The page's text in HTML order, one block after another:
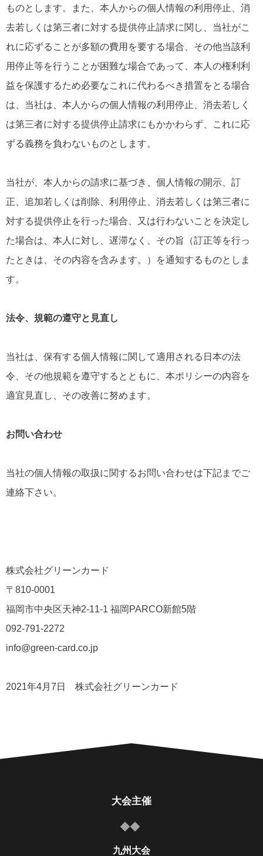
ものとします。また、本人からの個人情報の利用停止、消
去若しくは第三者に対する提供停止請求に関し、当社がこ
れに応ずることが多額の費用を要する場合、その他当該利
用停止等を行うことが困難な場合であって、本人の権利利
益を保護するため必要なこれに代わるべき措置をとる場合
は、当社は、本人からの個人情報の利用停止、消去若しく
は第三者に対する提供停止請求にもかかわらず、これに応
ずる義務を負わないものとします。
当社が、本人からの請求に基づき、個人情報の開示、訂
正、追加若しくは削除、利用停止、消去若しくは第三者に
対する提供停止を行った場合、又は行わないことを決定し
た場合は、本人に対し、遅滞なく、その旨（訂正等を行っ
たときは、その内容を含みます。）を通知するものとしま
す。
法令、規範の遵守と見直し
当社は、保有する個人情報に関して適用される日本の法
令、その他規範を遵守するとともに、本ポリシーの内容を
適宜見直し、その改善に努めます。
お問い合わせ
当社の個人情報の取扱に関するお問い合わせは下記までご
連絡下さい。
株式会社グリーンカード
〒810-0001
福岡市中央区天神2-11-1 福岡PARCO新館5階
092-791-2272
info@green-card.co.jp
2021年4月7日 株式会社グリーンカード
大会主催
九州大会